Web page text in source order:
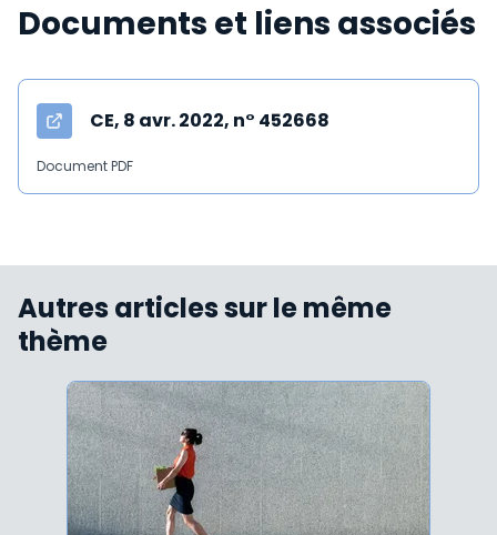
Documents et liens associés
CE, 8 avr. 2022, n° 452668
Document PDF
Autres articles sur le même
thème